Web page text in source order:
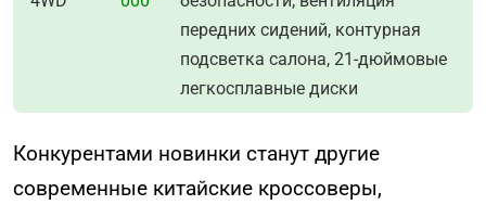
передних сидений, контурная
подсветка салона, 21-дюймовые
легкосплавные диски
Конкурентами новинки станут другие
современные китайские кроссоверы,